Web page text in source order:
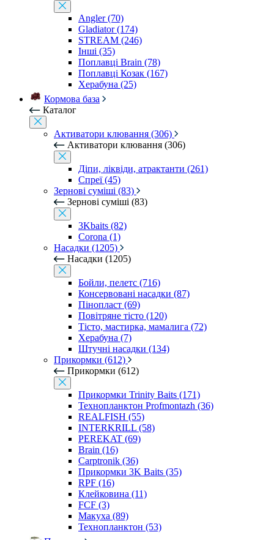
Angler (70)
Gladiator (174)
STREAM (246)
Інші (35)
Поплавці Brain (78)
Поплавці Козак (167)
Херабуна (25)
Кормова база
Каталог
Активатори клювання (306)
Активатори клювання (306)
Діпи, ліквіди, атрактанти (261)
Спреї (45)
Зернові суміші (83)
Зернові суміші (83)
3Kbaits (82)
Corona (1)
Насадки (1205)
Насадки (1205)
Бойли, пелетс (716)
Консервовані насадки (87)
Пінопласт (69)
Повітряне тісто (120)
Тісто, мастирка, мамалига (72)
Херабуна (7)
Штучні насадки (134)
Прикормки (612)
Прикормки (612)
Прикормки Trinity Baits (171)
Технопланктон Profmontazh (36)
REALFISH (55)
INTERKRILL (58)
PEREKAT (69)
Brain (16)
Carptronik (36)
Прикормки 3K Baits (35)
RPF (16)
Клейковина (11)
FCF (3)
Макуха (89)
Технопланктон (53)